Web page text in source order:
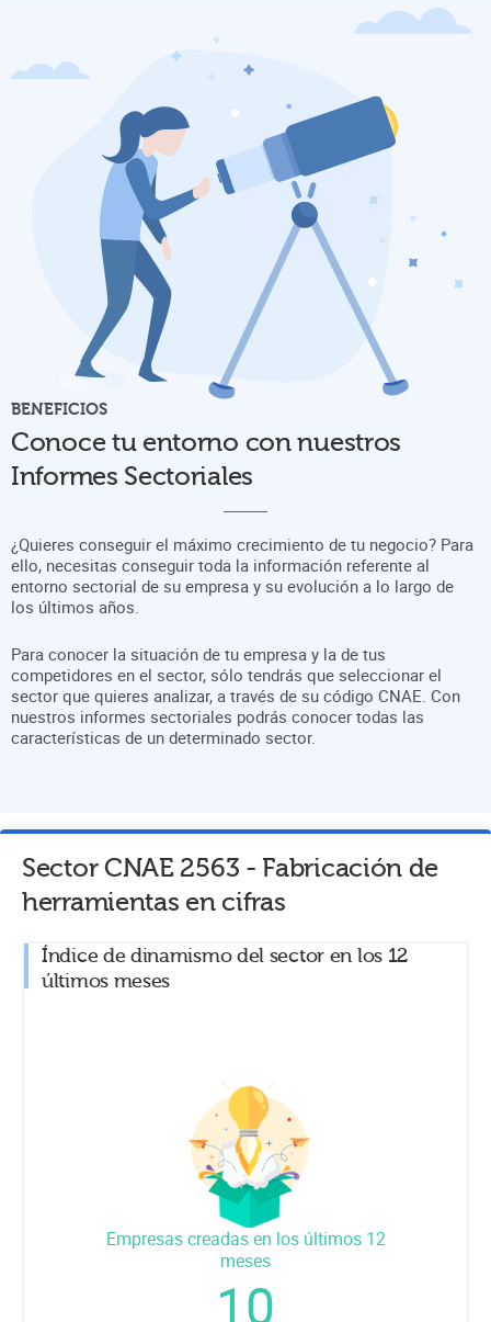
BENEFICIOS
Conoce tu entorno con nuestros
Informes Sectoriales
¿Quieres conseguir el máximo crecimiento de tu negocio? Para
ello, necesitas conseguir toda la información referente al
entorno sectorial de su empresa y su evolución a lo largo de
los últimos años.
Para conocer la situación de tu empresa y la de tus
competidores en el sector, sólo tendrás que seleccionar el
sector que quieres analizar, a través de su código CNAE. Con
nuestros informes sectoriales podrás conocer todas las
características de un determinado sector.
Sector CNAE 2563 - Fabricación de
herramientas en cifras
Índice de dinamismo del sector en los 12
últimos meses
Empresas creadas en los últimos 12
meses
10